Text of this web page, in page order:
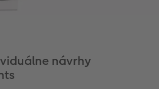
návrhy